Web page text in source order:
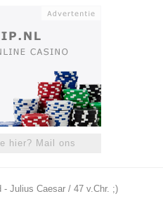
hier? Mail ons
- Julius Caesar / 47 v.Chr. ;)